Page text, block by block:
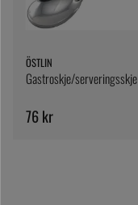
ÖSTLIN
Gastroskje/serveringsskje
76 kr